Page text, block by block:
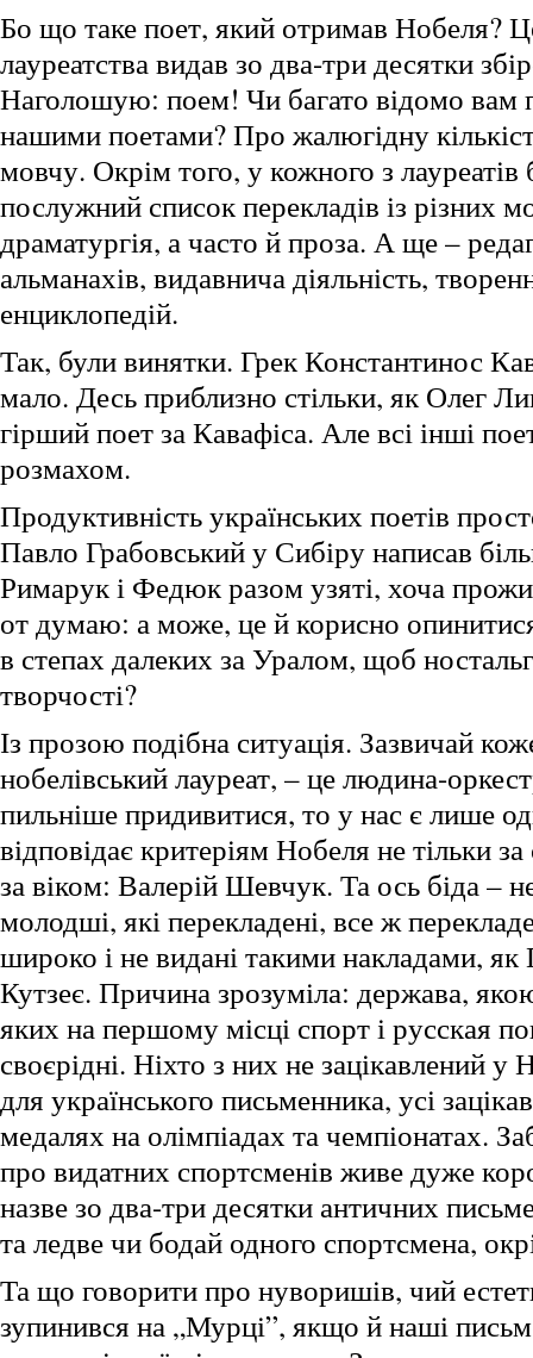
Бо що таке поет, який отримав Нобеля?
лауреатства видав зо два-три десятки
Наголошую: поем! Чи багато відомо вам
нашими поетами? Про жалюгідну
мовчу. Окрім того, у кожного з лауреатів
послужний список перекладів із різних
драматургія, а часто й проза. А ще –
альманахів, видавнича діяльність,
енциклопедій.
Так, були винятки. Грек Константинос
мало. Десь приблизно стільки, як Олег
гірший поет за Кавафіса. Але всі інші
розмахом.
Продуктивність українських поетів
Павло Грабовський у Сибіру написав
Римарук і Федюк разом узяті, хоча
от думаю: а може, це й корисно
в степах далеких за Уралом, щоб
творчості?
Із прозою подібна ситуація. Зазвичай
нобелівський лауреат, – це людина-
пильніше придивитися, то у нас є лише
відповідає критеріям Нобеля не тільки
за віком: Валерій Шевчук. Та ось біда –
молодші, які перекладені, все ж
широко і не видані такими накладами,
Кутзеє. Причина зрозуміла: держава,
яких на першому місці спорт і русская
своєрідні. Ніхто з них не зацікавлений у
для українського письменника, усі
медалях на олімпіадах та чемпіонатах.
про видатних спортсменів живе дуже
назве зо два-три десятки античних
та ледве чи бодай одного спортсмена,
Та що говорити про нуворишів, чий
зупинився на „Мурці”, якщо й наші